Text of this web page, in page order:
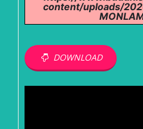
content/uploads/
DOWNLOAD